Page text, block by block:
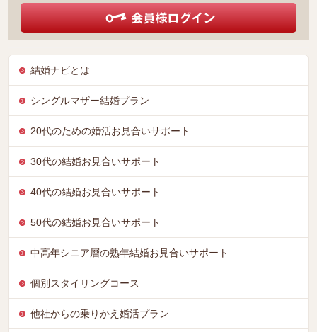
結婚ナビとは
シングルマザー結婚プラン
20代のための婚活お見合いサポート
30代の結婚お見合いサポート
40代の結婚お見合いサポート
50代の結婚お見合いサポート
中高年シニア層の熟年結婚お見合いサポート
個別スタイリングコース
他社からの乗りかえ婚活プラン